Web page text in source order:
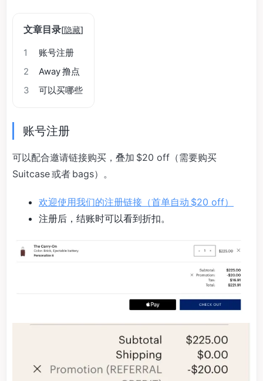
文章目录[隐藏]
1
账号注册
2
Away 撸点
3
可以买哪些
账号注册
可以配合邀请链接购买，叠加 $20 off（需要购买
Suitcase 或者 bags）。
欢迎使用我们的注册链接（首单自动 $20 off）
注册后，结账时可以看到折扣。